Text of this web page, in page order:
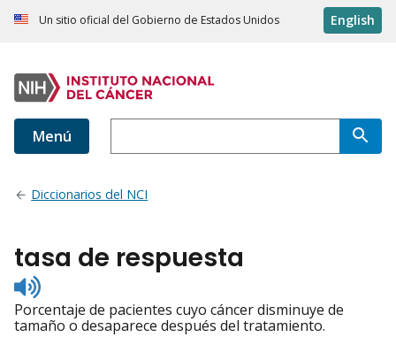
Un sitio oficial del Gobierno de Estados Unidos English
Menú
Diccionarios del NCI
tasa de respuesta
Listen
to
pronunciation
Porcentaje de pacientes cuyo cáncer disminuye de
tamaño o desaparece después del tratamiento.